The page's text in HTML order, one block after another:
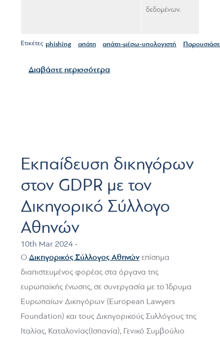
δεδομένων.
Ετικέτες phishing απάτη απάτη-μέσω-υπολογιστή
Διαβάστε περισσότερα
Εκπαίδευση δικηγόρων
στον GDPR με τον
Δικηγορικό Σύλλογο
Αθηνών
10th Mar 2024 -
Ο Δικηγορικός Σύλλογος Αθηνών επίσημα
διαπιστευμένος φορέας στα όργανα της
ευρωπαϊκής ένωσης, σε συνεργασία με το Ίδρυμα
Ευρωπαίων Δικηγόρων (European Lawyers
Foundation) και τους Δικηγορικούς Συλλόγους της
Ιταλίας, Καταλονίας(Ισπανία), Γενικό Συμβούλιο